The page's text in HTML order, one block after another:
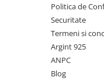
Politica de
Securitate
Termeni si
Argint 925
ANPC
Blog